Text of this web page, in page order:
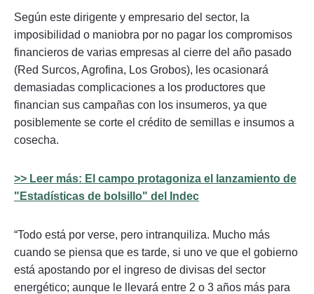
Según este dirigente y empresario del sector, la
imposibilidad o maniobra por no pagar los compromisos
financieros de varias empresas al cierre del año pasado
(Red Surcos, Agrofina, Los Grobos), les ocasionará
demasiadas complicaciones a los productores que
financian sus campañas con los insumeros, ya que
posiblemente se corte el crédito de semillas e insumos a
cosecha.
>> Leer más: El campo protagoniza el lanzamiento de
"Estadísticas de bolsillo" del Indec
“Todo está por verse, pero intranquiliza. Mucho más
cuando se piensa que es tarde, si uno ve que el gobierno
está apostando por el ingreso de divisas del sector
energético; aunque le llevará entre 2 o 3 años más para